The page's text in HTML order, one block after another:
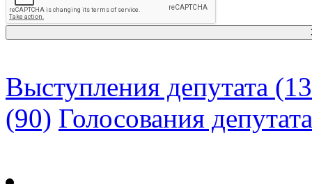
Выступления депутата
(90) Голосования депутата